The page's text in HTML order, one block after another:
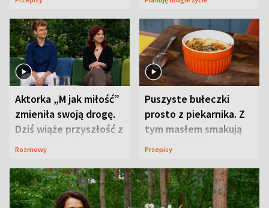
Aktorka „M jak miłość”
zmieniła swoją drogę.
Dziś wiąże przyszłość z
neurobiologią
Rozmowy
Puszyste bułeczki
prosto z piekarnika. Z
tym masłem smakują
jeszcze lepiej
Przepisy